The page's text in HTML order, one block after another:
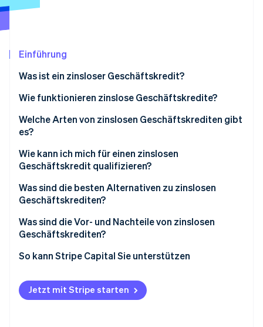
Climate
CO₂-Entnahme
Identity
Stripe-Sessions 2026
Erfahren Sie, wie Stripe Lösungen für die
Einführung
Was ist ein zinsloser Geschäftskredit?
Wie funktionieren zinslose Geschäftskredite?
Welche Arten von zinslosen Geschäftskrediten gibt
es?
Wie kann ich mich für einen zinslosen
Geschäftskredit qualifizieren?
Was sind die besten Alternativen zu zinslosen
Geschäftskrediten?
Was sind die Vor- und Nachteile von zinslosen
Geschäftskrediten?
Vorteile
Nachteile
So kann Stripe Capital Sie unterstützen
Jetzt mit Stripe starten